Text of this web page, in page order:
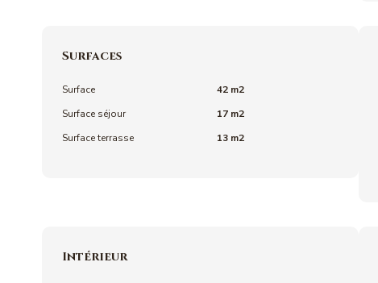
Surfaces
Surface
42 m2
Surface séjour
17 m2
Surface terrasse
13 m2
Intérieur